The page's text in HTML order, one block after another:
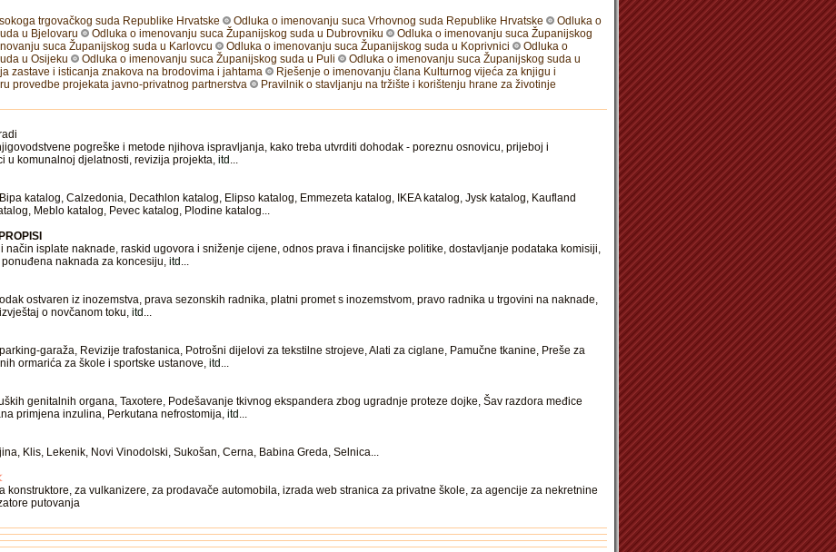
trgovačkog suda Republike Hrvatske
Odluka o imenovanju suca Vrhovnog suda Republike Hrvatske
Odluka o
u Bjelovaru
Odluka o imenovanju suca Županijskog suda u Dubrovniku
Odluka o imenovanju suca Županijskog
suca Županijskog suda u Karlovcu Odluka o imenovanju suca Županijskog suda u Koprivnici
Odluka o
u Osijeku
Odluka o imenovanju suca Županijskog suda u Puli
Odluka o imenovanju suca Županijskog suda u
zastave i isticanja znakova na brodovima i jahtama
Rješenje o imenovanju člana Kulturnog vijeća za knjigu i
provedbe projekata javno-privatnog partnerstva Pravilnik o stavljanju na tržište i korištenju hrane za životinje
pogreške i metode njihova ispravljanja, kako treba utvrditi dohodak - poreznu osnovicu, prijeboj i
u komunalnoj djelatnosti, revizija projekta, itd ...
katalog, Calzedonia, Decathlon katalog, Elipso katalog, Emmezeta katalog, IKEA katalog, Jysk katalog, Kaufland
Meblo katalog, Pevec katalog, Plodine katalog...
način isplate naknade, raskid ugovora i sniženje cijene, odnos prava i financijske politike, dostavljanje podataka komisiji,
naknada za koncesiju, itd ...
ostvaren iz inozemstva, prava sezonskih radnika, platni promet s inozemstvom, pravo radnika u trgovini na naknade,
o novčanom toku, itd ...
garaža, Revizije trafostanica, Potrošni dijelovi za tekstilne strojeve, Alati za ciglane, Pamučne tkanine, Preše za
ormarića za škole i sportske ustanove, itd ...
genitalnih organa, Taxotere, Podešavanje tkivnog ekspandera zbog ugradnje proteze dojke, Šav razdora međice
primjena inzulina, Perkutana nefrostomija, itd ...
Klis, Lekenik, Novi Vinodolski, Sukošan, Cerna, Babina Greda, Selnica...
konstruktore, za vulkanizere, za prodavače automobila, izrada web stranica za privatne škole, za agencije za nekretnine
putovanja